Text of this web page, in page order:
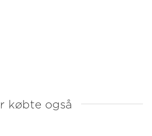
købte også